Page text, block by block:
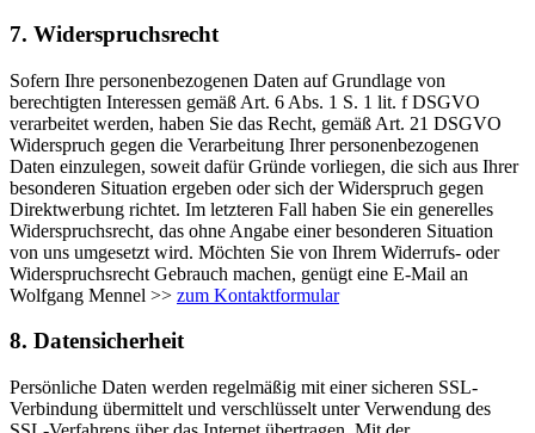
7. Widerspruchsrecht
Sofern Ihre personenbezogenen Daten auf Grundlage von
berechtigten Interessen gemäß Art. 6 Abs. 1 S. 1 lit. f DSGVO
verarbeitet werden, haben Sie das Recht, gemäß Art. 21 DSGVO
Widerspruch gegen die Verarbeitung Ihrer personenbezogenen
Daten einzulegen, soweit dafür Gründe vorliegen, die sich aus Ihrer
besonderen Situation ergeben oder sich der Widerspruch gegen
Direktwerbung richtet. Im letzteren Fall haben Sie ein generelles
Widerspruchsrecht, das ohne Angabe einer besonderen Situation
von uns umgesetzt wird. Möchten Sie von Ihrem Widerrufs- oder
Widerspruchsrecht Gebrauch machen, genügt eine E-Mail an
Wolfgang Mennel >> zum Kontaktformular
8. Datensicherheit
Persönliche Daten werden regelmäßig mit einer sicheren SSL-
Verbindung übermittelt und verschlüsselt unter Verwendung des